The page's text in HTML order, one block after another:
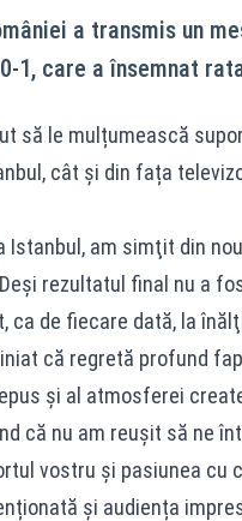
a transmis un
1, care a însemnat
să le mulțumească
cât și din fața
Istanbul, am simţit din
rezultatul final nu a
ca de fiecare dată, la
că regretă profund
și al atmosferei
că nu am reuşit să ne
vostru şi pasiunea cu
și audiența